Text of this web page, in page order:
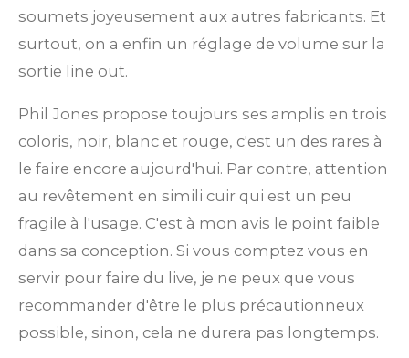
soumets joyeusement aux autres fabricants. Et
surtout, on a enfin un réglage de volume sur la
sortie line out.
Phil Jones propose toujours ses amplis en trois
coloris, noir, blanc et rouge, c'est un des rares à
le faire encore aujourd'hui. Par contre, attention
au revêtement en simili cuir qui est un peu
fragile à l'usage. C'est à mon avis le point faible
dans sa conception. Si vous comptez vous en
servir pour faire du live, je ne peux que vous
recommander d'être le plus précautionneux
possible, sinon, cela ne durera pas longtemps.